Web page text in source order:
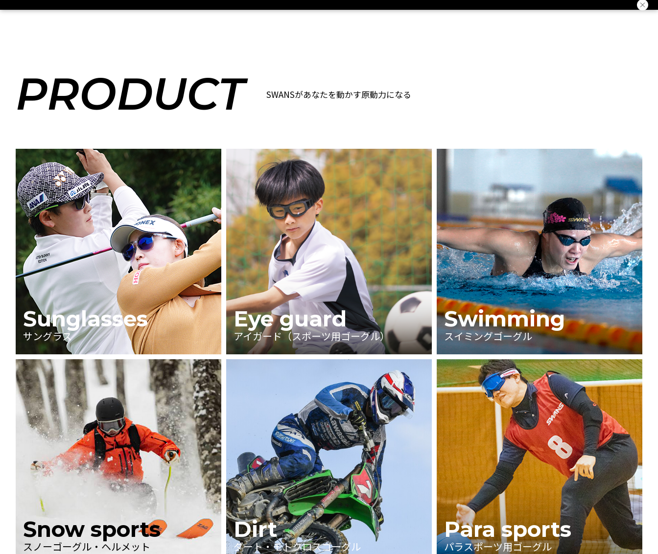
PRODUCT SWANSがあなたを動かす原動力になる
Sunglasses
サングラス
Eye guard
アイガード（スポーツ用ゴーグル）
Swimming
スイミングゴーグル
Snow sports
スノーゴーグル・ヘルメット
Dirt
ダート・モトクロスゴーグル
Para sports
パラスポーツ用ゴーグル